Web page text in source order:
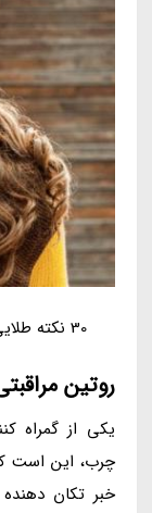
30 نکته طلایی برای پیشگیری از ریزش مو
روتین
یکی از گمراه
چرب، این است
خبر تکان